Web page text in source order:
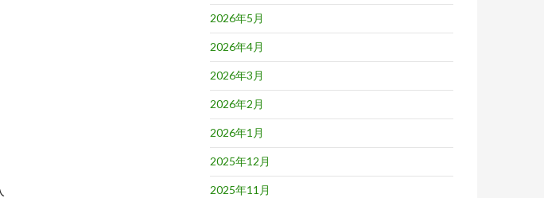
2026年5月
2026年4月
2026年3月
2026年2月
2026年1月
2025年12月
2025年11月